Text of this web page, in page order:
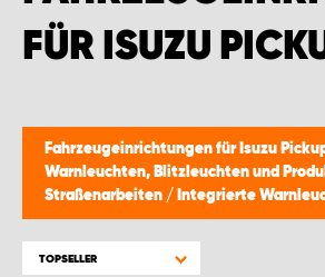
FÜR ISUZU
Fahrzeugeinrichtungen für Isuzu
Warnleuchten, Blitzleuchten und
Straßenarbeiten / Integrierte
TOPSELLER
WORK SYSTEM NAMEN
WORK SYSTEM WORK SYSTEM BRÜGGE